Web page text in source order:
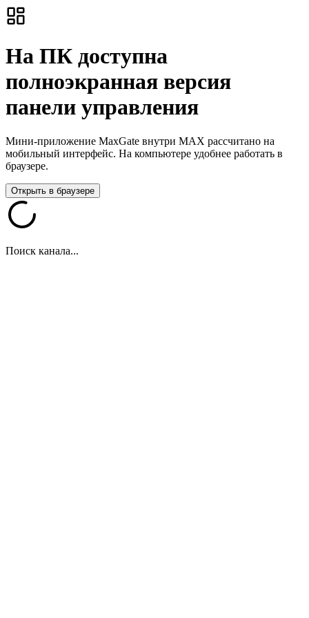
На ПК доступна
полноэкранная версия
панели управления
Мини-приложение MaxGate внутри MAX рассчитано на
мобильный интерфейс. На компьютере удобнее работать в
браузере.
Открыть в браузере
Поиск канала...